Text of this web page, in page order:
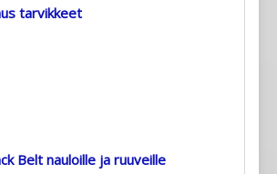
tarvikkeet
Belt nauloille ja ruuveille